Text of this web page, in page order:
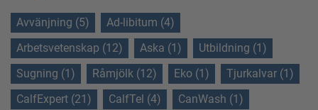
Avvänjning (5)
Ad-libitum (4)
Arbetsvetenskap (12)
Aska (1)
Utbildning (1)
Sugning (1)
Råmjölk (12) Eko (1)
Tjurkalvar (1)
CalfExpert (21)
CalfTel (4)
CanWash (1)